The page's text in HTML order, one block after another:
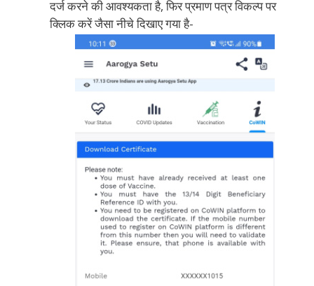
दर्ज करने की आवश्यकता है, फिर प्रमाण पत्र विकल्प पर
क्लिक करें जैसा नीचे दिखाए गया है-